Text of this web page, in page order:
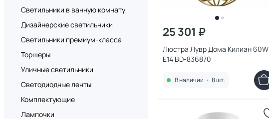
Светильники в ванную комнату
Дизайнерские светильники
Светильники премиум-класса
Торшеры
Уличные светильники
Светодиодные ленты
Комплектующие
Лампочки
25 301 ₽
Люстра Лувр Дома Килиан 60W
E14 BD-836870
В наличии • 8 шт.